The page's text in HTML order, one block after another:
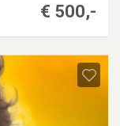
€ 500,-